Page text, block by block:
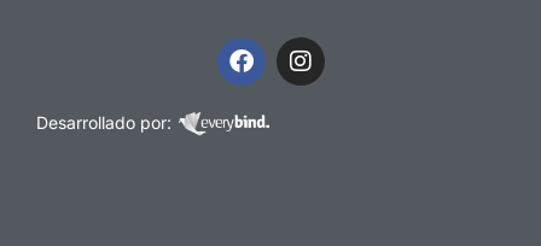
Desarrollado por: